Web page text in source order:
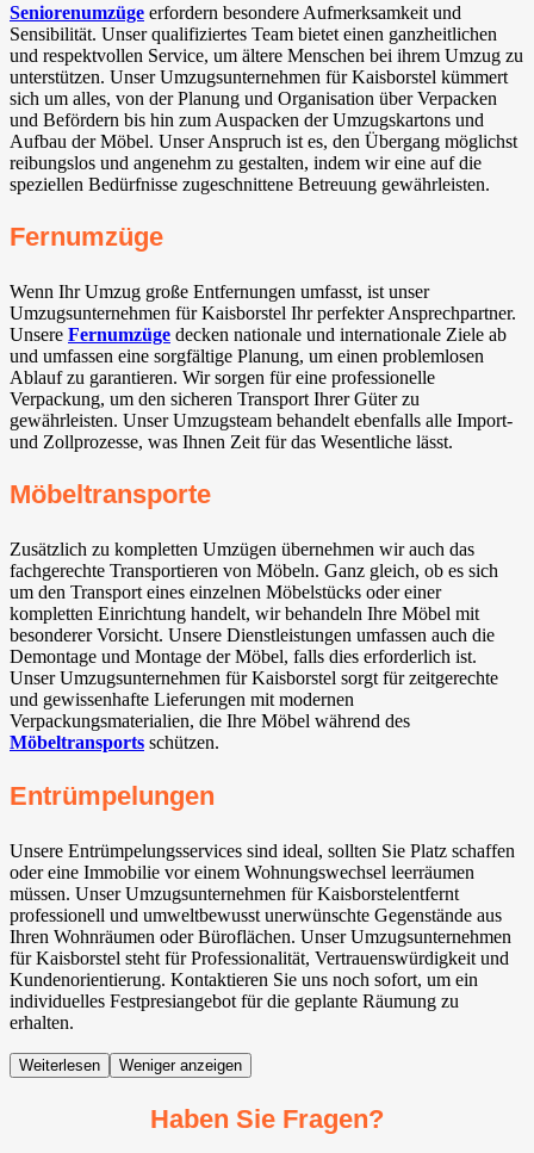
Seniorenumzüge erfordern besondere Aufmerksamkeit und
Sensibilität. Unser qualifiziertes Team bietet einen ganzheitlichen
und respektvollen Service, um ältere Menschen bei ihrem Umzug zu
unterstützen. Unser Umzugsunternehmen für Kaisborstel kümmert
sich um alles, von der Planung und Organisation über Verpacken
und Befördern bis hin zum Auspacken der Umzugskartons und
Aufbau der Möbel. Unser Anspruch ist es, den Übergang möglichst
reibungslos und angenehm zu gestalten, indem wir eine auf die
speziellen Bedürfnisse zugeschnittene Betreuung gewährleisten.
Fernumzüge
Wenn Ihr Umzug große Entfernungen umfasst, ist unser
Umzugsunternehmen für Kaisborstel Ihr perfekter Ansprechpartner.
Unsere Fernumzüge decken nationale und internationale Ziele ab
und umfassen eine sorgfältige Planung, um einen problemlosen
Ablauf zu garantieren. Wir sorgen für eine professionelle
Verpackung, um den sicheren Transport Ihrer Güter zu
gewährleisten. Unser Umzugsteam behandelt ebenfalls alle Import-
und Zollprozesse, was Ihnen Zeit für das Wesentliche lässt.
Möbeltransporte
Zusätzlich zu kompletten Umzügen übernehmen wir auch das
fachgerechte Transportieren von Möbeln. Ganz gleich, ob es sich
um den Transport eines einzelnen Möbelstücks oder einer
kompletten Einrichtung handelt, wir behandeln Ihre Möbel mit
besonderer Vorsicht. Unsere Dienstleistungen umfassen auch die
Demontage und Montage der Möbel, falls dies erforderlich ist.
Unser Umzugsunternehmen für Kaisborstel sorgt für zeitgerechte
und gewissenhafte Lieferungen mit modernen
Verpackungsmaterialien, die Ihre Möbel während des
Möbeltransports schützen.
Entrümpelungen
Unsere Entrümpelungsservices sind ideal, sollten Sie Platz schaffen
oder eine Immobilie vor einem Wohnungswechsel leerräumen
müssen. Unser Umzugsunternehmen für Kaisborstelentfernt
professionell und umweltbewusst unerwünschte Gegenstände aus
Ihren Wohnräumen oder Büroflächen. Unser Umzugsunternehmen
für Kaisborstel steht für Professionalität, Vertrauenswürdigkeit und
Kundenorientierung. Kontaktieren Sie uns noch sofort, um ein
individuelles Festpresiangebot für die geplante Räumung zu
erhalten.
Weiterlesen Weniger anzeigen
Haben Sie Fragen?